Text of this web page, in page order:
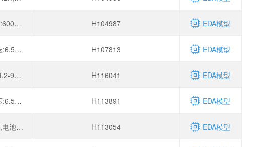
电源电压:4.5V~5.5V,最大充电电流:600mA,电池类型:锂离子,电池节数:1, H104987 EDA模型
芯片类型:线性电池管理芯,电源电压:6.5V,最大充电电流:500mA,充电饱和电压:4.2V, H107813 EDA模型
芯片类型:线性充电芯片,电源电压:4.2-9V,最大充电电流:1A,电池类型:锂离子/聚合物, H116041 EDA模型
芯片类型:线性电池管理芯,电源电压:6.5V,最大充电电流:500mA,充电饱和电压:4.2V, H113891 EDA模型
工作电压:6V,最大充电电流:500mA,电池类型:锂离子/聚合物,电池节数:1, H113054 EDA模型